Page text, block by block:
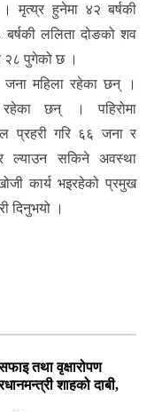
। मृत्य्र हुनेमा ४२ बर्षकी
बर्षकी ललिता दोङको शव
२८ पुगेको छ ।
महिला रहेका छन् ।
छन् । पहिरोमा
प्रहरी गरि ६६ जना र
ल्याउन सकिने अवस्था
कार्य भइरहेको प्रमुख
दिनुभयो ।
तथा वृक्षारोपण
शाहको दाबी,